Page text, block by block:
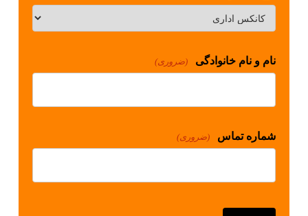
نام و نام خانوادگی (ضروری)
شماره تماس (ضروری)